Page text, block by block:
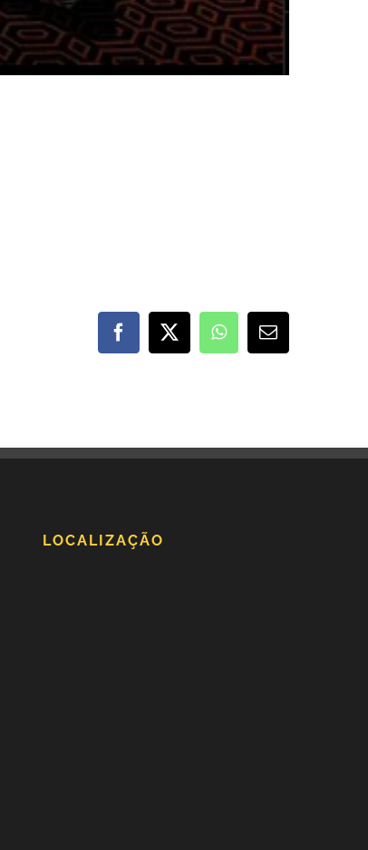
Facebook
X WhatsApp
E-
mail
LOCALIZAÇÃO